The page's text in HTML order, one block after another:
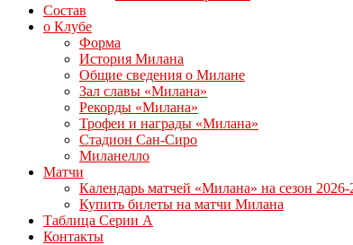
Состав
о Клубе
Форма
История Милана
Общие сведения о Милане
Зал славы «Милана»
Рекорды «Милана»
Трофеи и награды «Милана»
Стадион Сан-Сиро
Миланелло
Матчи
Календарь матчей «Милана» на сезон 2026-
Купить билеты на матчи Милана
Таблица Серии А
Контакты